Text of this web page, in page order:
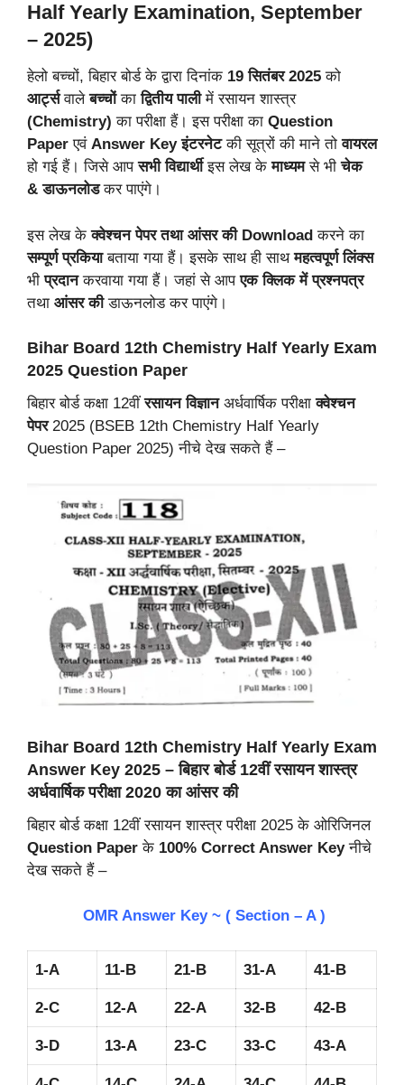
Half Yearly Examination, September
– 2025)
हेलो बच्चों, बिहार बोर्ड के द्वारा दिनांक 19 सितंबर 2025 को
आर्ट्सवालेबच्चोंकाद्वितीय पालीमें रसायन शास्त्र
(Chemistry) का परीक्षा हैं। इस परीक्षा का Question
Paper एवं Answer Key इंटरनेटकी सूत्रों की माने तोवायरल
हो गई हैं। जिसे आपसभी विद्यार्थीइस लेख केमाध्यमसे भीचेक
& डाऊनलोडकर पाएंगे।
इस लेख केक्वेश्चन पेपर तथा आंसर की Download करने का
सम्पूर्ण प्रकियाबताया गया हैं। इसके साथ ही साथमहत्वपूर्ण लिंक्स
भीप्रदानकरवाया गया हैं। जहां से आपएक क्लिक में प्रश्नपत्र
तथा आंसर कीडाऊनलोड कर पाएंगे।
Bihar Board 12th Chemistry Half Yearly Exam
2025 Question Paper
बिहार बोर्ड कक्षा 12वींरसायन विज्ञान अर्धवार्षिक परीक्षाक्वेश्चन
पेपर2025 (BSEB 12th Chemistry Half Yearly
Question Paper 2025) नीचे देख सकते हैं –
Bihar Board 12th Chemistry Half Yearly Exam
Answer Key 2025 – बिहार बोर्ड 12वीं रसायन शास्त्र
अर्धवार्षिक परीक्षा 2020 का आंसर की
बिहार बोर्ड कक्षा 12वीं रसायन शास्त्र परीक्षा 2025 के ओरिजिनल
Question Paper के 100% Correct Answer Keyनीचे
देख सकते हैं –
OMR Answer Key ~ ( Section – A )
1-A 11-B 21-B 31-A 41-B
2-C 12-A 22-A 32-B 42-B
3-D 13-A 23-C 33-C 43-A